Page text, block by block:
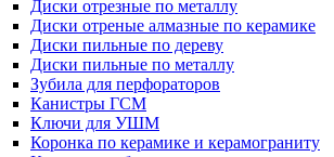
Диски отрезные по металлу
Диски отреные алмазные по керамике
Диски пильные по дереву
Диски пильные по металлу
Зубила для перфораторов
Канистры ГСМ
Ключи для УШМ
Коронка по керамике и керамограниту